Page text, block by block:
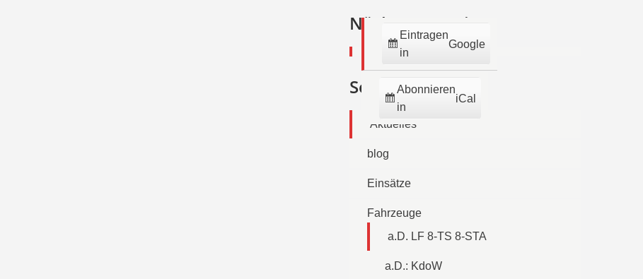
Eintragen
in
Google
Abonnieren
in
iCal
Nächste Termine:
Seiten
Aktuelles
blog
Einsätze
Fahrzeuge
a.D. LF 8-TS 8-STA
a.D.: KdoW